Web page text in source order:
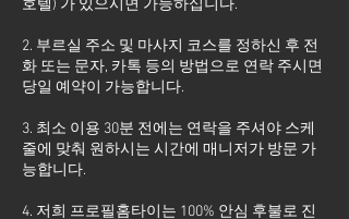
호텔) 가 있으시면 가능하십니다.
2. 부르실 주소 및 마사지 코스를 정하신 후 전
화 또는 문자, 카톡 등의 방법으로 연락 주시면
당일 예약이 가능합니다.
3. 최소 이용 30분 전에는 연락을 주셔야 스케
줄에 맞춰 원하시는 시간에 매니저가 방문 가
능합니다.
4. 저희 프로필홈타이는 100% 안심 후불로 진